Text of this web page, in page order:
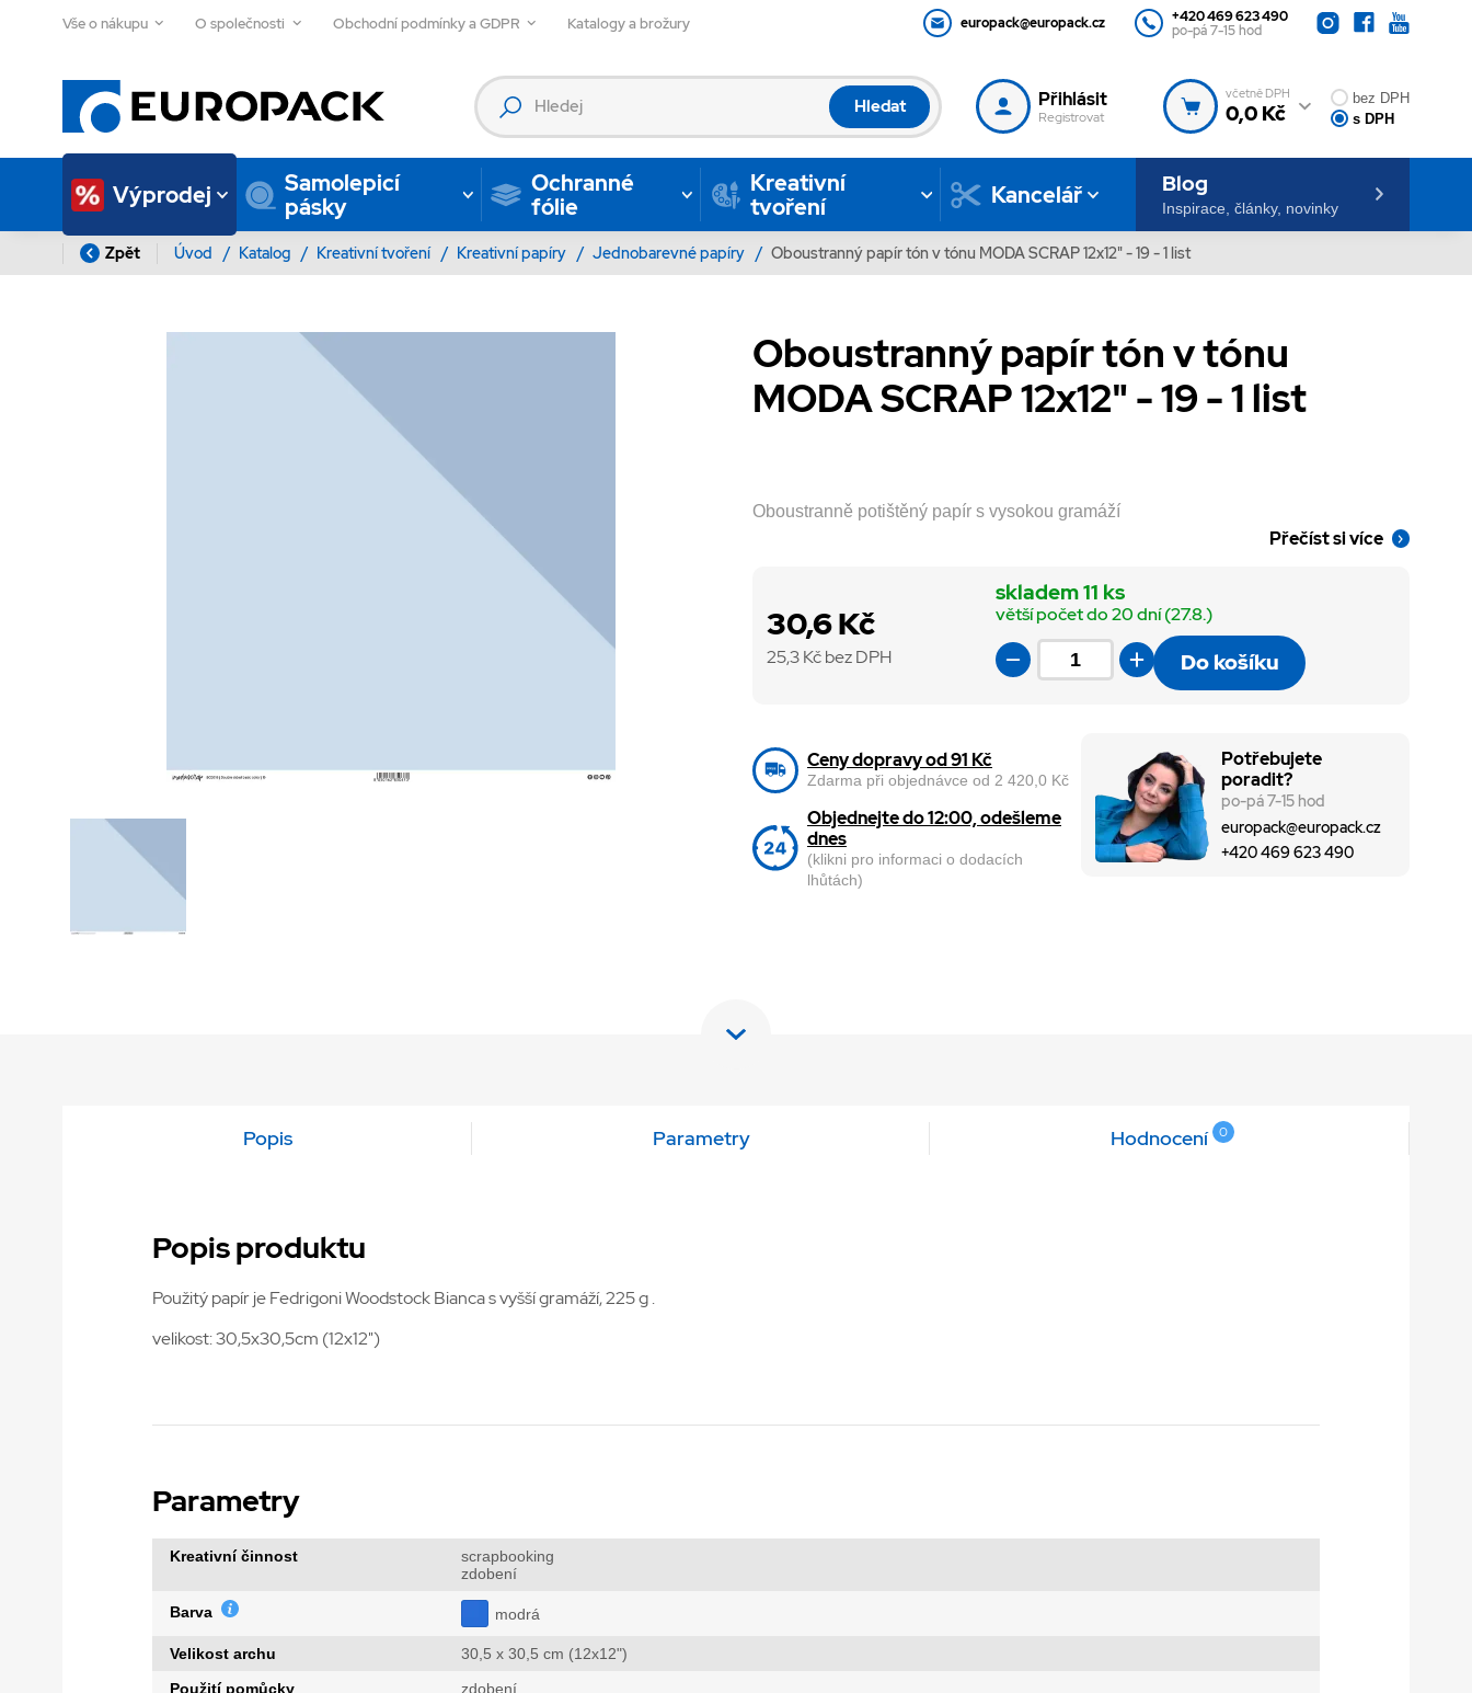
Vše o nákupu O společnosti Obchodní podmínky a GDPR Katalogy a brožury europack@europack.cz
+420 469 623 490
po-pá 7-15 hod
Hledat Přihlásit
Registrovat
včetně DPH
0,0 Kč
bez DPH
s DPH
Výprodej
Samolepicí
pásky
Ochranné
fólie
Kreativní
tvoření
Kancelář Blog
Inspirace, články, novinky
Zpět Úvod / Katalog / Kreativní tvoření / Kreativní papíry / Jednobarevné papíry / Oboustranný papír tón v tónu MODA SCRAP 12x12" - 19 - 1 list
Oboustranný papír tón v tónu
MODA SCRAP 12x12" - 19 - 1 list
Oboustranně potištěný papír s vysokou gramáží
Přečíst si více
30,6 Kč
25,3Kč bez DPH
skladem 11 ks
větší počet do 20 dní (27.8.)
Do košíku
Ceny dopravy od 91 Kč
Zdarma při objednávce od 2 420,0 Kč
Objednejte do 12:00, odešleme
dnes
(klikni pro informaci o dodacích
lhůtách)
Potřebujete
poradit?
po-pá 7-15 hod
europack@europack.cz
+420 469 623 490
Popis Parametry Hodnocení 0
Popis produktu
Použitý papír je Fedrigoni Woodstock Bianca s vyšší gramáží, 225 g .
velikost: 30,5x30,5cm (12x12")
Parametry
Kreativní činnost
scrapbooking
zdobení
Barva modrá
Velikost archu
30,5 x 30,5 cm (12x12")
Použití pomůcky
zdobení